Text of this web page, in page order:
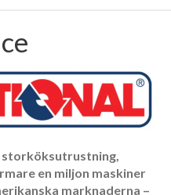
en miljon maskiner
marknaderna –